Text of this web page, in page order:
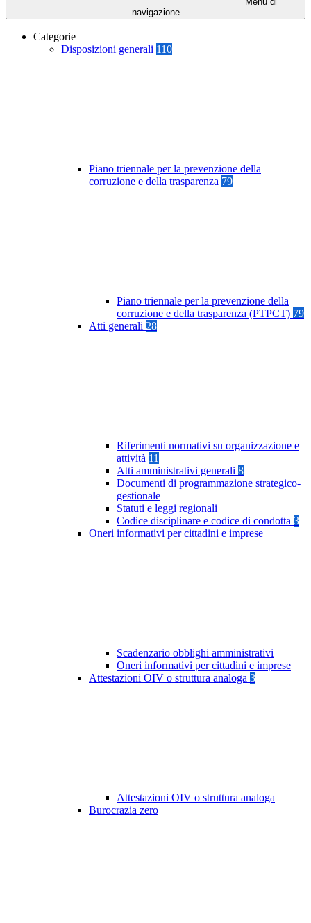
navigazione
Categorie
Disposizioni generali 110
Piano triennale per la prevenzione della
corruzione e della trasparenza 79
Piano triennale per la prevenzione della
corruzione e della trasparenza (PTPCT) 79
Atti generali 28
Riferimenti normativi su organizzazione e
attività 11
Atti amministrativi generali 8
Documenti di programmazione strategico-
gestionale
Statuti e leggi regionali
Codice disciplinare e codice di condotta 3
Oneri informativi per cittadini e imprese
Scadenzario obblighi amministrativi
Oneri informativi per cittadini e imprese
Attestazioni OIV o struttura analoga 3
Attestazioni OIV o struttura analoga
Burocrazia zero